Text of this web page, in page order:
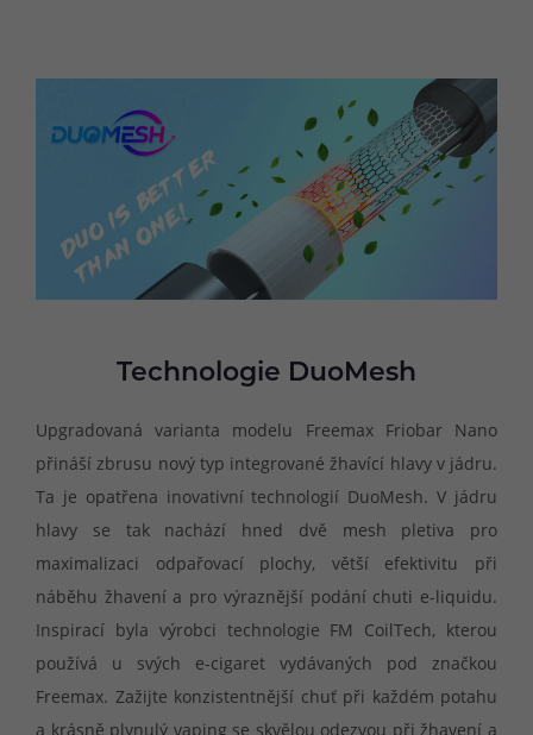
Technologie DuoMesh
Upgradovaná varianta modelu Freemax Friobar Nano
přináší zbrusu nový typ integrované žhavící hlavy v jádru.
Ta je opatřena inovativní technologií DuoMesh. V jádru
hlavy se tak nachází hned dvě mesh pletiva pro
maximalizaci odpařovací plochy, větší efektivitu při
náběhu žhavení a pro výraznější podání chuti e-liquidu.
Inspirací byla výrobci technologie FM CoilTech, kterou
používá u svých e-cigaret vydávaných pod značkou
Freemax. Zažijte konzistentnější chuť při každém potahu
a krásně plynulý vaping se skvělou odezvou při žhavení a